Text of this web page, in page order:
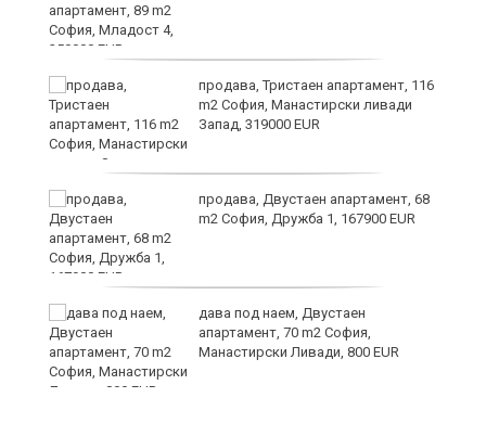
продава, Тристаен апартамент, 116
m2 София, Манастирски ливади
Запад, 319000 EUR
продава, Двустаен апартамент, 68
m2 София, Дружба 1, 167900 EUR
дава под наем, Двустаен
апартамент, 70 m2 София,
Манастирски Ливади, 800 EUR